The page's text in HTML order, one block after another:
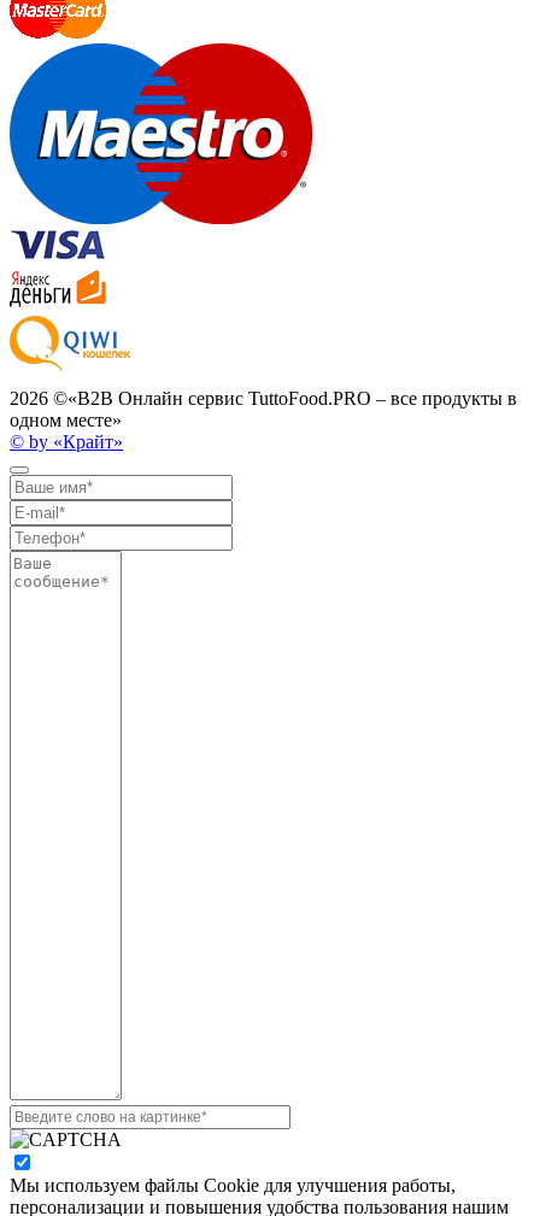
2026 ©«B2B Онлайн сервис TuttoFood.PRO – все продукты в
одном месте»
© by «Крайт»
Мы используем файлы Cookie для улучшения работы,
персонализации и повышения удобства пользования нашим